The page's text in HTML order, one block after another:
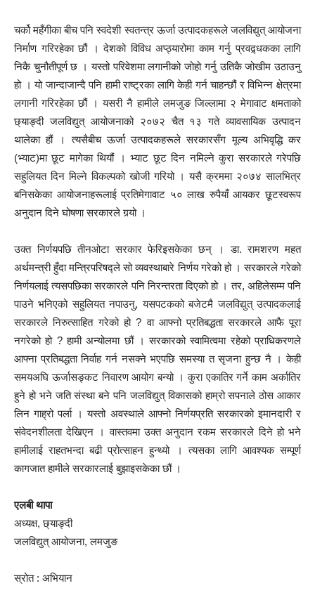
चर्को महँगीका बीच पनि स्वदेशी स्वतन्त्र ऊर्जा उत्पादकहरूले जलविद्युत् आयोजना
निर्माण गरिरहेका छौं । देशको विविध अप्ठ्यारोमा काम गर्नु प्रवद्र्धकका लागि
निकै चुनौतीपूर्ण छ । यस्तो परिवेशमा लगानीको जोहो गर्नु उतिकै जोखीम उठाउनु
हो । यो जान्दाजान्दै पनि हामी राष्ट्रका लागि केही गर्न चाहन्छौं र विभिन्न क्षेत्रमा
लगानी गरिरहेका छौं । यसरी नै हामीले लमजुङ जिल्लामा २ मेगावाट क्षमताको
छ्याङ्दी जलविद्युत् आयोजनाको २०७२ चैत १३ गते व्यावसायिक उत्पादन
थालेका हौं । त्यसैबीच ऊर्जा उत्पादकहरूले सरकारसँग मूल्य अभिवृद्धि कर
(भ्याट)मा छूट मागेका थियौं । भ्याट छूट दिन नमिल्ने कुरा सरकारले गरेपछि
सहुलियत दिन मिल्ने विकल्पको खोजी गरियो । यसै क्रममा २०७४ सालभित्र
बनिसकेका आयोजनाहरूलाई प्रतिमेगावाट ५० लाख रुपैयाँ आयकर छूटस्वरूप
अनुदान दिने घोषणा सरकारले गर्‍यो ।
उक्त निर्णयपछि तीनओटा सरकार फेरिइसकेका छन् । डा. रामशरण महत
अर्थमन्त्री हुँदा मन्त्रिपरिषद्ले सो व्यवस्थाबारे निर्णय गरेको हो । सरकारले गरेको
निर्णयलाई त्यसपछिका सरकारले पनि निरन्तरता दिएको हो । तर, अहिलेसम्म पनि
पाउने भनिएको सहुलियत नपाउनु, यसपटकको बजेटमै जलविद्युत् उत्पादकलाई
सरकारले निरुत्साहित गरेको हो ? वा आफ्नो प्रतिबद्धता सरकारले आफै पूरा
नगरेको हो ? हामी अन्योलमा छौं । सरकारको स्वामित्वमा रहेको प्राधिकरणले
आफ्ना प्रतिबद्धता निर्वाह गर्न नसक्ने भएपछि समस्या त सृजना हुन्छ नै । केही
समयअघि ऊर्जासङ्कट निवारण आयोग बन्यो । कुरा एकातिर गर्ने काम अर्कातिर
हुने हो भने जति संस्था बने पनि जलविद्युत् विकासको हाम्रो सपनाले ठोस आकार
लिन गाह्रो पर्ला । यस्तो अवस्थाले आफ्नो निर्णयप्रति सरकारको इमानदारी र
संवेदनशीलता देखिएन । वास्तवमा उक्त अनुदान रकम सरकारले दिने हो भने
हामीलाई राहतभन्दा बढी प्रोत्साहन हुन्थ्यो । त्यसका लागि आवश्यक सम्पूर्ण
कागजात हामीले सरकारलाई बुझाइसकेका छौं ।
एलबी थापा
अध्यक्ष, छ्याङ्दी
जलविद्युत् आयोजना, लमजुङ
स्रोत : अभियान